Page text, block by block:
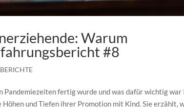
Warum
#8
fertig wurde und was dafür wichtig war
und Tiefen ihrer Promotion mit Kind. Sie erzählt,